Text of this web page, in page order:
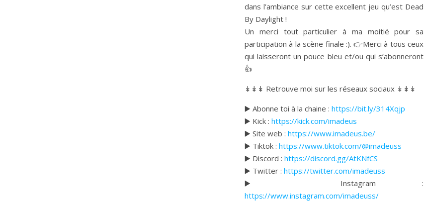
dans l’ambiance sur cette excellent jeu qu’est Dead
By Daylight !
Un merci tout particulier à ma moitié pour sa
participation à la scène finale :). 👉Merci à tous ceux
qui laisseront un pouce bleu et/ou qui s’abonneront
👍
↡↡↡ Retrouve moi sur les réseaux sociaux ↡↡↡
▶️ Abonne toi à la chaine : https://bit.ly/314Xqjp
▶️ Kick : https://kick.com/imadeus
▶️ Site web : https://www.imadeus.be/
▶️ Tiktok : https://www.tiktok.com/@imadeuss
▶️ Discord : https://discord.gg/AtKNfCS
▶️ Twitter : https://twitter.com/imadeuss
▶️ Instagram :
https://www.instagram.com/imadeuss/